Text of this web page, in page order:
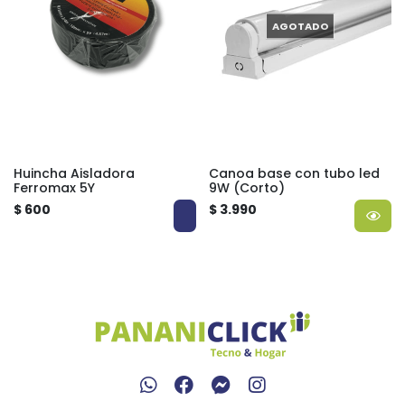
Huincha Aisladora
Ferromax 5Y
$ 600
AGOTADO
Canoa base con tubo led
9W (Corto)
$ 3.990